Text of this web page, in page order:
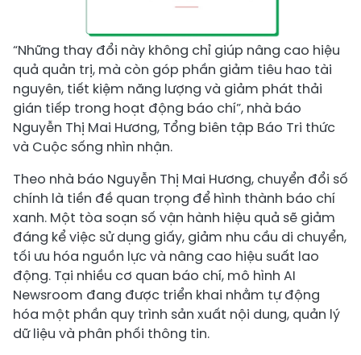
“Những thay đổi này không chỉ giúp nâng cao hiệu
quả quản trị, mà còn góp phần giảm tiêu hao tài
nguyên, tiết kiệm năng lượng và giảm phát thải
gián tiếp trong hoạt động báo chí”, nhà báo
Nguyễn Thị Mai Hương, Tổng biên tập Báo Tri thức
và Cuộc sống nhìn nhận.
Theo nhà báo Nguyễn Thị Mai Hương, chuyển đổi số
chính là tiền đề quan trọng để hình thành báo chí
xanh. Một tòa soạn số vận hành hiệu quả sẽ giảm
đáng kể việc sử dụng giấy, giảm nhu cầu di chuyển,
tối ưu hóa nguồn lực và nâng cao hiệu suất lao
động. Tại nhiều cơ quan báo chí, mô hình AI
Newsroom đang được triển khai nhằm tự động
hóa một phần quy trình sản xuất nội dung, quản lý
dữ liệu và phân phối thông tin.